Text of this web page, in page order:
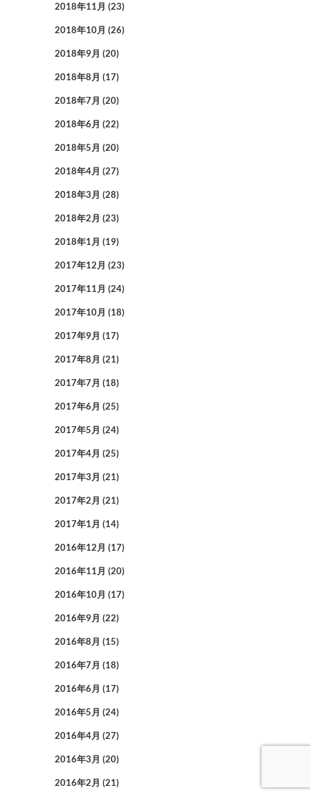
2018年11月 (23)
2018年10月 (26)
2018年9月 (20)
2018年8月 (17)
2018年7月 (20)
2018年6月 (22)
2018年5月 (20)
2018年4月 (27)
2018年3月 (28)
2018年2月 (23)
2018年1月 (19)
2017年12月 (23)
2017年11月 (24)
2017年10月 (18)
2017年9月 (17)
2017年8月 (21)
2017年7月 (18)
2017年6月 (25)
2017年5月 (24)
2017年4月 (25)
2017年3月 (21)
2017年2月 (21)
2017年1月 (14)
2016年12月 (17)
2016年11月 (20)
2016年10月 (17)
2016年9月 (22)
2016年8月 (15)
2016年7月 (18)
2016年6月 (17)
2016年5月 (24)
2016年4月 (27)
2016年3月 (20)
2016年2月 (21)